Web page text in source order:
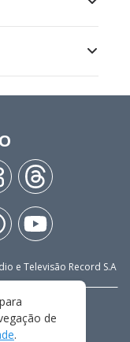
e Televisão Record S.A
de
.